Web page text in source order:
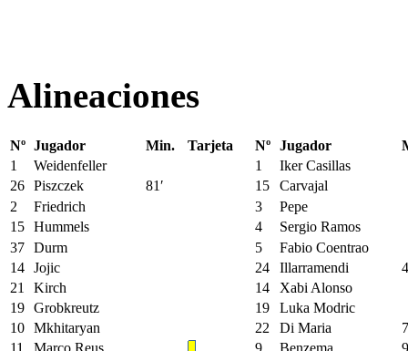
Alineaciones
Nº Jugador Min. Tarjeta Nº Jugador
1
Weidenfeller 1
Iker Casillas
26 Piszczek 81′ 15
Carvajal
2
Friedrich 3
Pepe
15 Hummels 4
Sergio Ramos
37 Durm 5
Fabio Coentrao
14 Jojic 24 Illarramendi
21
Kirch 14
Xabi Alonso
19 Grobkreutz 19
Luka Modric
10 Mkhitaryan 22 Di Maria
11
Marco Reus 9 Benzema